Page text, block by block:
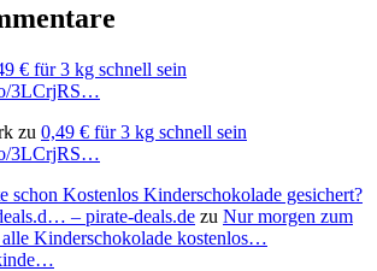
€ für 3 kg schnell sein
3LCrjRS…
zu 0,49 € für 3 kg schnell sein
3LCrjRS…
schon Kostenlos Kinderschokolade gesichert?
– pirate-deals.de zu Nur morgen zum
Kinderschokolade kostenlos…